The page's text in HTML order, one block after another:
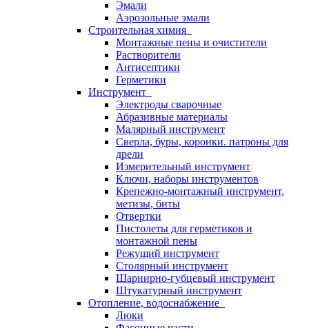
Эмали
Аэрозольные эмали
Строительная химия
Монтажные пены и очистители
Растворители
Антисептики
Герметики
Инструмент
Электроды сварочные
Абразивные материалы
Малярный инструмент
Сверла, буры, коронки. патроны для
дрели
Измерительный инструмент
Ключи, наборы инструментов
Крепежно-монтажный инструмент,
метизы, биты
Отвертки
Пистолеты для герметиков и
монтажной пены
Режущий инструмент
Столярный инструмент
Шарнирно-губцевый инструмент
Штукатурный инструмент
Отопление, водоснабжение
Люки